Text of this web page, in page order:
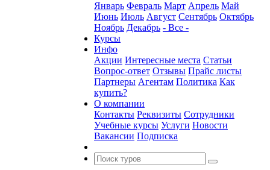
Январь Февраль Март Апрель Май
Июнь Июль Август Сентябрь Октябрь
Ноябрь Декабрь - Все -
Курсы
Инфо
Акции Интересные места Статьи
Вопрос-ответ Отзывы Прайс листы
Партнеры Агентам Политика Как
купить?
О компании
Контакты Реквизиты Сотрудники
Учебные курсы Услуги Новости
Вакансии Подписка